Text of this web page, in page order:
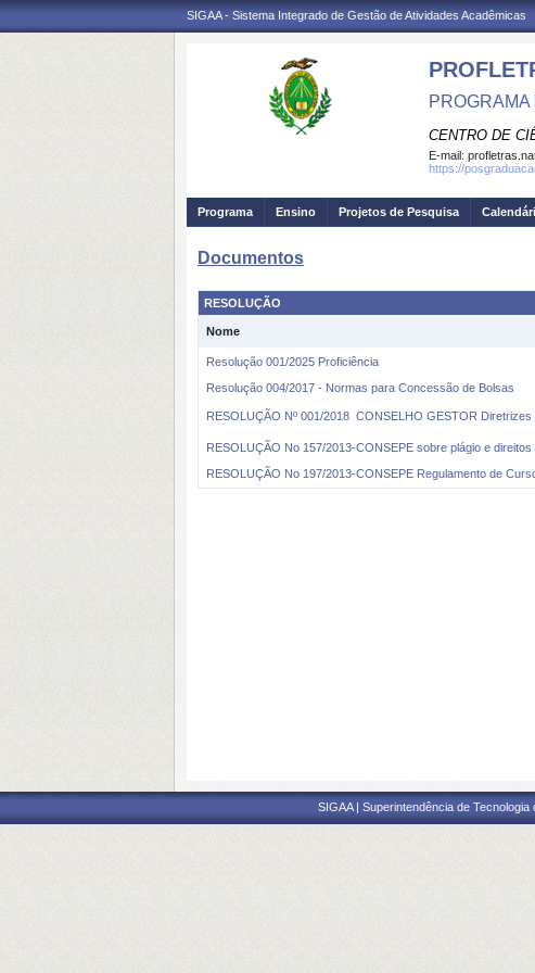
SIGAA - Sistema Integrado de Gestão de Atividades Acadêmicas
CENTRO DE
E-mail:
https://
Programa Ensino Projetos de Pesquisa
Documentos
RESOLUÇÃO
Nome
Resolução 001/2025 Proficiência
Resolução 004/2017 - Normas para Concessão de Bolsas
RESOLUÇÃO Nº 001/2018  CONSELHO GESTOR
RESOLUÇÃO No 157/2013-CONSEPE sobre plágio e direitos
RESOLUÇÃO No 197/2013-CONSEPE Regulamento de
SIGAA | Superintendência de